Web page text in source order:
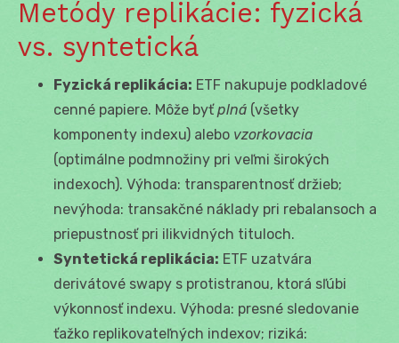
Metódy replikácie: fyzická
vs. syntetická
Fyzická replikácia: ETF nakupuje podkladové
cenné papiere. Môže byťplná (všetky
komponenty indexu) alebo vzorkovacia
(optimálne podmnožiny pri veľmi širokých
indexoch). Výhoda: transparentnosť držieb;
nevýhoda: transakčné náklady pri rebalansoch a
priepustnosť pri ilikvidných tituloch.
Syntetická replikácia: ETF uzatvára
derivátové swapy s protistranou, ktorá sľúbi
výkonnosť indexu. Výhoda: presné sledovanie
ťažko replikovateľných indexov; riziká: